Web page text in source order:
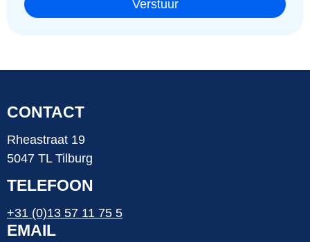
Verstuur
CONTACT
Rheastraat 19
5047 TL Tilburg
TELEFOON
+31 (0)13 57 11 75 5
EMAIL